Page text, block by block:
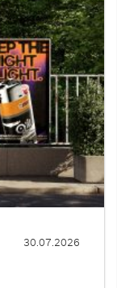
30.07.2026